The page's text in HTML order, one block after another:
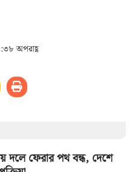
অপরাহ্ণ
দলে ফেরার পথ বন্ধ, দেশে